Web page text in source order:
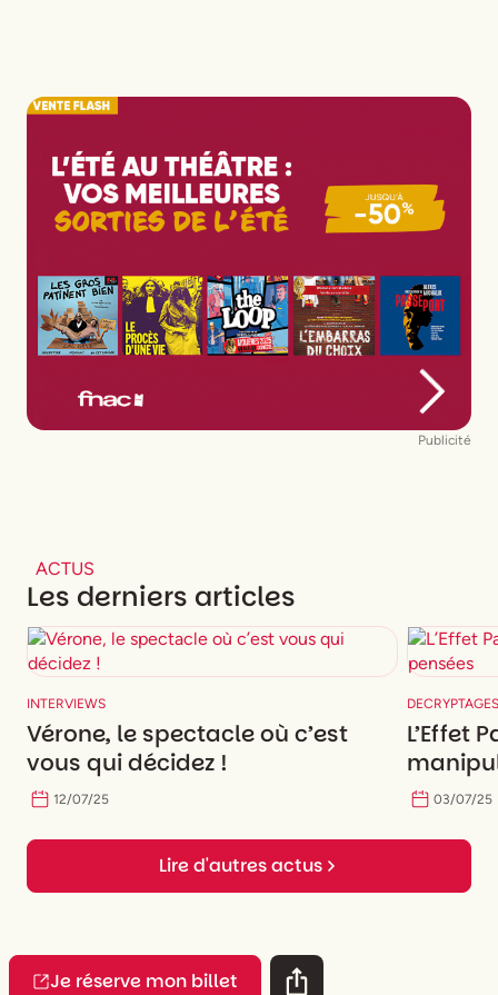
Publicité
ACTUS
Les derniers articles
INTERVIEWS
Vérone, le spectacle où c’est
vous qui décidez !
12/07/25
L’Effet
03/07/25
Lire d'autres actus
Je réserve mon billet